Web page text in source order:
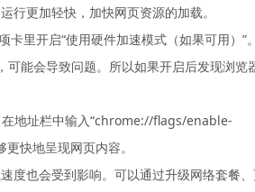
更加轻快，加快网页资源的加载。
里开启“使用硬件加速模式（如果可用）”
能会导致问题。所以如果开启后发现浏览
在地址栏中输入“chrome://flags/enable-
快地呈现网页内容。
度也会受到影响。可以通过升级网络套餐